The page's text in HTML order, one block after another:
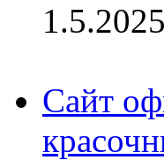
Сайт